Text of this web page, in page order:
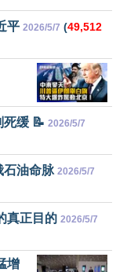
平 2026/5/7 (49,512
死缓 📝 2026/5/7
石油命脉 2026/5/7
真正目的 2026/5/7
增